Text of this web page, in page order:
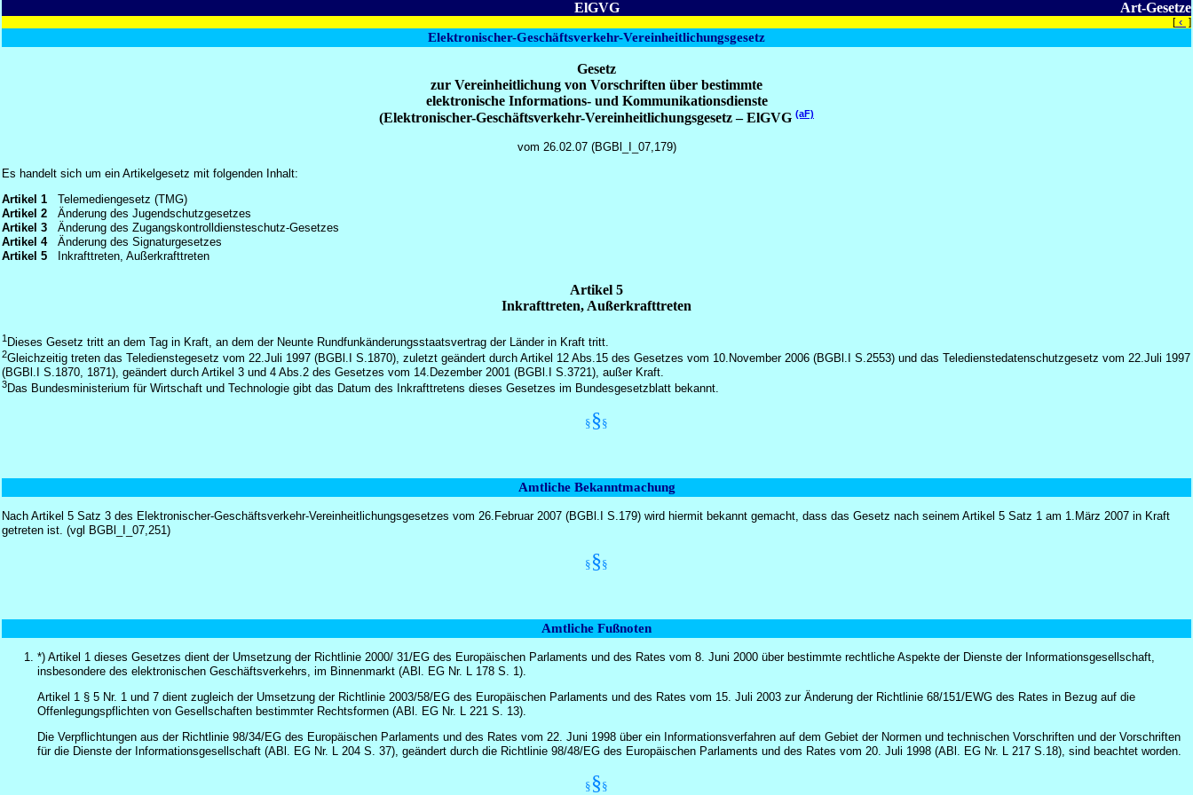
ElGVG Art-Gesetze
[‹ ]
Elektronischer-Geschäftsverkehr-Vereinheitlichungsgesetz
Gesetz
zur Vereinheitlichung von Vorschriften über bestimmte
elektronische Informations- und Kommunikationsdienste
(Elektronischer-Geschäftsverkehr-Vereinheitlichungsgesetz – ElGVG (aF)
vom 26.02.07 (BGBl_I_07,179)
Es handelt sich um ein Artikelgesetz mit folgenden Inhalt:
Artikel 1 Telemediengesetz (TMG)
Artikel 2 Änderung des Jugendschutzgesetzes
Artikel 3 Änderung des Zugangskontrolldiensteschutz-Gesetzes
Artikel 4Änderung des Signaturgesetzes
Artikel 5 Inkrafttreten, Außerkrafttreten
Artikel 5
Inkrafttreten, Außerkrafttreten
1 Dieses Gesetz tritt an dem Tag in Kraft, an dem der Neunte Rundfunkänderungsstaatsvertrag der Länder in Kraft tritt.
2Gleichzeitig treten das Teledienstegesetz vom 22.Juli 1997 (BGBl.I S.1870), zuletzt geändert durch Artikel 12 Abs.15 des Gesetzes vom 10.November 2006 (BGBl.I S.2553) und das Teledienstedatenschutzgesetz vom 22.Juli 1997
(BGBl.I S.1870, 1871), geändert durch Artikel 3 und 4 Abs.2 des Gesetzes vom 14.Dezember 2001 (BGBl.I S.3721), außer Kraft.
3Das Bundesministerium für Wirtschaft und Technologie gibt das Datum des Inkrafttretens dieses Gesetzes im Bundesgesetzblatt bekannt.
§ §§
Amtliche Bekanntmachung
Nach Artikel 5 Satz 3 des Elektronischer-Geschäftsverkehr-Vereinheitlichungsgesetzes vom 26.Februar 2007 (BGBl.I S.179) wird hiermit bekannt gemacht, dass das Gesetz nach seinem Artikel 5 Satz 1 am 1.März 2007 in Kraft
getreten ist. (vgl BGBl_I_07,251)
§ §§
Amtliche Fußnoten
*) Artikel 1 dieses Gesetzes dient der Umsetzung der Richtlinie 2000/ 31/EG des Europäischen Parlaments und des Rates vom 8. Juni 2000 über bestimmte rechtliche Aspekte der Dienste der Informationsgesellschaft,
insbesondere des elektronischen Geschäftsverkehrs, im Binnenmarkt (ABl. EG Nr. L 178 S. 1).
Artikel 1 § 5 Nr. 1 und 7 dient zugleich der Umsetzung der Richtlinie 2003/58/EG des Europäischen Parlaments und des Rates vom 15. Juli 2003 zur Änderung der Richtlinie 68/151/EWG des Rates in Bezug auf die
Offenlegungspflichten von Gesellschaften bestimmter Rechtsformen (ABl. EG Nr. L 221 S. 13).
Die Verpflichtungen aus der Richtlinie 98/34/EG des Europäischen Parlaments und des Rates vom 22. Juni 1998 über ein Informationsverfahren auf dem Gebiet der Normen und technischen Vorschriften und der Vorschriften
für die Dienste der Informationsgesellschaft (ABl. EG Nr. L 204 S. 37), geändert durch die Richtlinie 98/48/EG des Europäischen Parlaments und des Rates vom 20. Juli 1998 (ABl. EG Nr. L 217 S.18), sind beachtet worden.
§ §§